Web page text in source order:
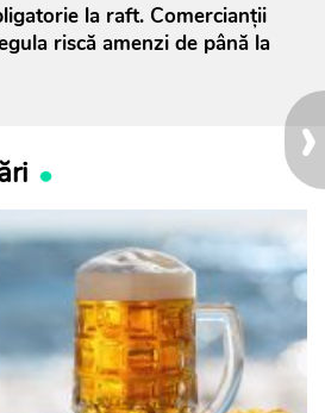
›
la raft. Comercianții
riscă amenzi de până la